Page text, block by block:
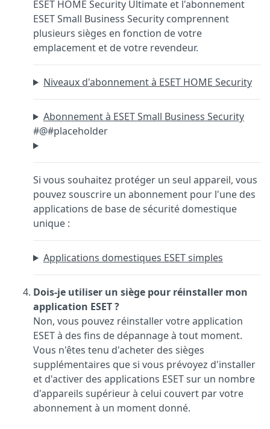
ESET HOME Security Ultimate et l'abonnement
ESET Small Business Security comprennent
plusieurs sièges en fonction de votre
emplacement et de votre revendeur.
Niveaux d'abonnement à ESET HOME Security
Abonnement à ESET Small Business Security
#@#placeholder
Si vous souhaitez protéger un seul appareil, vous
pouvez souscrire un abonnement pour l'une des
applications de base de sécurité domestique
unique :
Applications domestiques ESET simples
Dois-je utiliser un siège pour réinstaller mon
application ESET ?
Non, vous pouvez réinstaller votre application
ESET à des fins de dépannage à tout moment.
Vous n'êtes tenu d'acheter des sièges
supplémentaires que si vous prévoyez d'installer
et d'activer des applications ESET sur un nombre
d'appareils supérieur à celui couvert par votre
abonnement à un moment donné.